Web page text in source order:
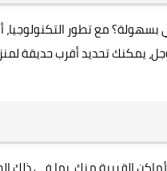
مع تطور
يمكنك تحديد أقرب حديقة